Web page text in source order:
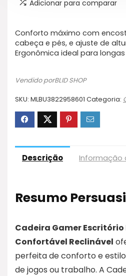
Adicionar para comparar
Conforto máximo com
cabeça e pés, e ajuste de
Ergonômica ideal para longas
Vendido porBLID SHOP
SKU: MLBU3822958601 Categoria:
Descrição Informação
Resumo
Cadeira Gamer
Confortável Reclinável
perfeita de conforto e
de jogos ou trabalho. A